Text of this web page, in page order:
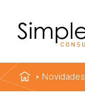
Novidades